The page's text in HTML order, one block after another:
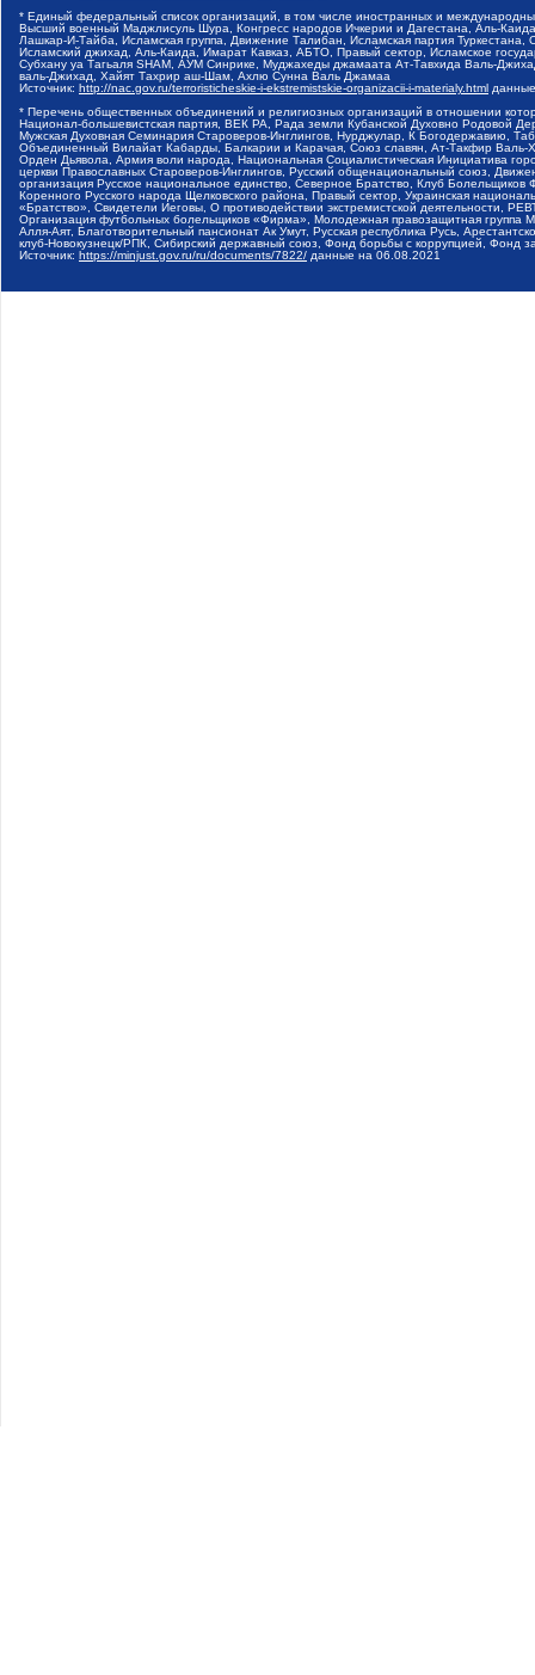
* Единый федеральный список организаций, в том числе иностранных и
Высший военный Маджлисуль Шура, Конгресс народов Ичкерии и Дагестана, Аль-
Лашкар-И-Тайба, Исламская группа, Движение Талибан, Исламская партия
Исламский джихад, Аль-Каида, Имарат Кавказ, АБТО, Правый сектор, Исламское
Субхану уа Тагьаля SHAM, АУМ Синрике, Муджахеды джамаата Ат-Тавхида Валь-
валь-Джихад, Хайят Тахрир аш-Шам, Ахлю Сунна Валь Джамаа
Источник: http://nac.gov.ru/terroristicheskie-i-ekstremistskie-organizacii-i-materialy.html
* Перечень общественных объединений и религиозных организаций в отношении
Национал-большевистская партия, ВЕК РА, Рада земли Кубанской Духовно Родовой
Мужская Духовная Семинария Староверов-Инглингов, Нурджулар, К Богодержавию,
Объединенный Вилайат Кабарды, Балкарии и Карачая, Союз славян, Ат-Такфир Валь-
Орден Дьявола, Армия воли народа, Национальная Социалистическая Инициатива
церкви Православных Староверов-Инглингов, Русский общенациональный союз,
организация Русское национальное единство, Северное Братство, Клуб
Коренного Русского народа Щелковского района, Правый сектор, Украинская
«Братство», Свидетели Иеговы, О противодействии экстремистской деятельности,
Организация футбольных болельщиков «Фирма», Молодежная правозащитная группа
Алля-Аят, Благотворительный пансионат Ак Умут, Русская республика Русь,
клуб-Новокузнецк/РПК, Сибирский державный союз, Фонд борьбы с коррупцией, Фонд
Источник: https://minjust.gov.ru/ru/documents/7822/ данные на 06.08.2021